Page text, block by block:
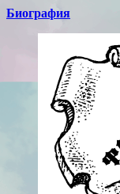
Биография